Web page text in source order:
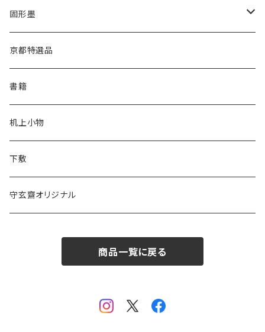
あかしや
長栄堂
菊壽堂
唐筆
高誠堂
あかしや
長栄堂
菊壽堂
半紙
半切
1.75×7.5
かな用
半紙
半切
1.75×7.5
漢字用
かな用
固形墨
漢字用
かな用
京都特選品
書籍
机上小物
下敷
守玄齋オリジナル
商品一覧に戻る